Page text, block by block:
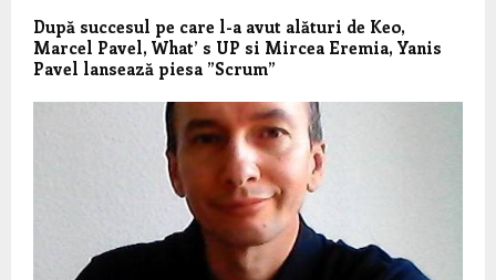
După succesul pe care l-a avut alături de Keo,
Marcel Pavel, What’ s UP si Mircea Eremia, Yanis
Pavel lansează piesa ”Scrum”